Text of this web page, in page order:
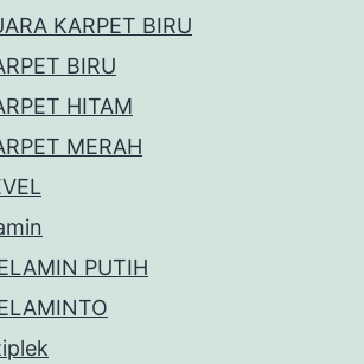
KARPET BIRU
BIRU
HITAM
MERAH
PUTIH